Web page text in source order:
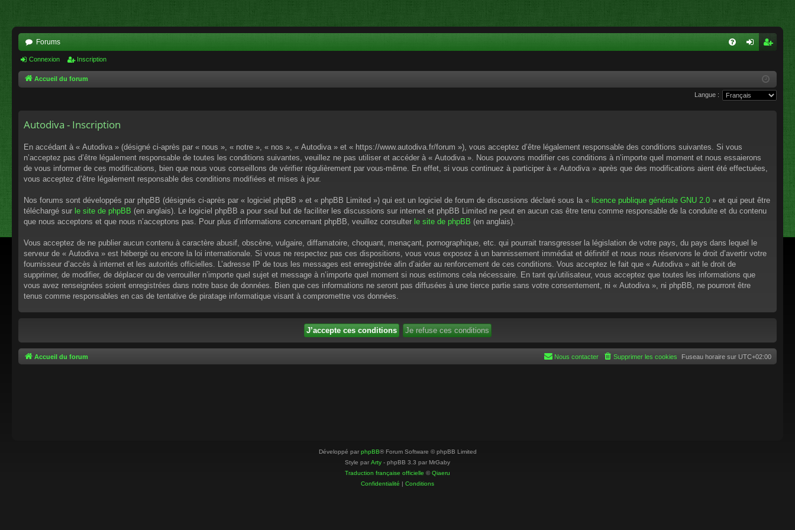
Forums
xi
cri
pti
Connexion Inscription
Accueil du forum
Langue :
Autodiva - Inscription
En accédant à « Autodiva » (désigné ci-après par « nous », « notre », « nos », « Autodiva » et « https://www.autodiva.fr/forum »), vous acceptez d’être légalement responsable des conditions suivantes. Si vous
n’acceptez pas d’être légalement responsable de toutes les conditions suivantes, veuillez ne pas utiliser et accéder à « Autodiva ». Nous pouvons modifier ces conditions à n’importe quel moment et nous essaierons
de vous informer de ces modifications, bien que nous vous conseillons de vérifier régulièrement par vous-même. En effet, si vous continuez à participer à « Autodiva » après que des modifications aient été effectuées,
vous acceptez d’être légalement responsable des conditions modifiées et mises à jour.
Nos forums sont développés par phpBB (désignés ci-après par « logiciel phpBB » et « phpBB Limited ») qui est un logiciel de forum de discussions déclaré sous la « licence publique générale GNU 2.0 » et qui peut être
téléchargé sur le site de phpBB (en anglais). Le logiciel phpBB a pour seul but de faciliter les discussions sur internet et phpBB Limited ne peut en aucun cas être tenu comme responsable de la conduite et du contenu
que nous acceptons et que nous n’acceptons pas. Pour plus d’informations concernant phpBB, veuillez consulter le site de phpBB (en anglais).
Vous acceptez de ne publier aucun contenu à caractère abusif, obscène, vulgaire, diffamatoire, choquant, menaçant, pornographique, etc. qui pourrait transgresser la législation de votre pays, du pays dans lequel le
serveur de « Autodiva » est hébergé ou encore la loi internationale. Si vous ne respectez pas ces dispositions, vous vous exposez à un bannissement immédiat et définitif et nous nous réservons le droit d’avertir votre
fournisseur d’accès à internet et les autorités officielles. L’adresse IP de tous les messages est enregistrée afin d’aider au renforcement de ces conditions. Vous acceptez le fait que « Autodiva » ait le droit de
supprimer, de modifier, de déplacer ou de verrouiller n’importe quel sujet et message à n’importe quel moment si nous estimons cela nécessaire. En tant qu’utilisateur, vous acceptez que toutes les informations que
vous avez renseignées soient enregistrées dans notre base de données. Bien que ces informations ne seront pas diffusées à une tierce partie sans votre consentement, ni « Autodiva », ni phpBB, ne pourront être
tenus comme responsables en cas de tentative de piratage informatique visant à compromettre vos données.
Accueil du forum Fuseau horaire sur UTC+02:00
Supprimer les cookies
Nous contacter
Développé par phpBB® Forum Software © phpBB Limited
Style par Arty - phpBB 3.3 par MrGaby
Traduction française officielle ©Qiaeru
Confidentialité | Conditions